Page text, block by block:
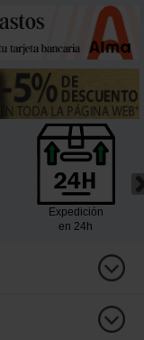
Expedición
en 24h